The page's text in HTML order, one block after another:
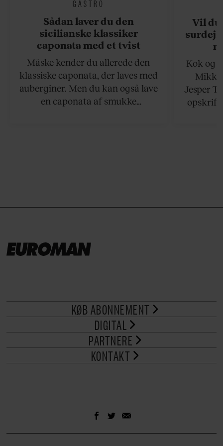
GASTRO
Sådan laver du den
sicilianske klassiker
caponata med et tvist
Måske kender du allerede den
klassiske caponata, der laves med
auberginer. Men du kan også lave
en caponata af smukke
Vil du
Kok og
Jesper
opskrift
KØB ABONNEMENT
DIGITAL
PARTNERE
KONTAKT